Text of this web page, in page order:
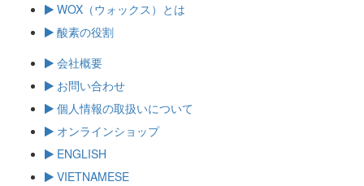
WOX（ウォックス）とは
酸素の役割
会社概要
お問い合わせ
個人情報の取扱いについて
オンラインショップ
ENGLISH
VIETNAMESE